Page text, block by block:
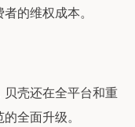
的维权成本。
壳还在全平台和重
全面升级。